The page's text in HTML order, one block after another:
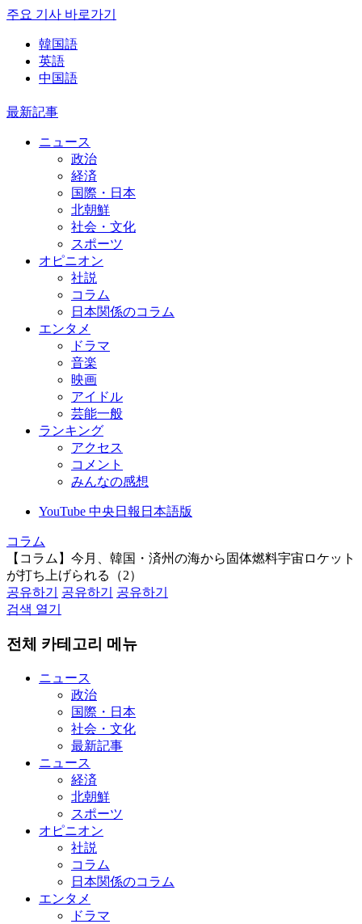
주요 기사 바로가기
韓国語
英語
中国語
最新記事
ニュース
政治
経済
国際・日本
北朝鮮
社会・文化
スポーツ
オピニオン
社説
コラム
日本関係のコラム
エンタメ
ドラマ
音楽
映画
アイドル
芸能一般
ランキング
アクセス
コメント
みんなの感想
YouTube 中央日報日本語版
コラム
【コラム】今月、韓国・済州の海から固体燃料宇宙ロケット
が打ち上げられる（2）
공유하기
공유하기
공유하기
검색 열기
전체 카테고리 메뉴
ニュース
政治
国際・日本
社会・文化
最新記事
ニュース
経済
北朝鮮
スポーツ
オピニオン
社説
コラム
日本関係のコラム
エンタメ
ドラマ